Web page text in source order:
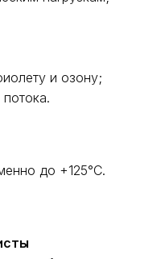
и озону;
до +125°C.